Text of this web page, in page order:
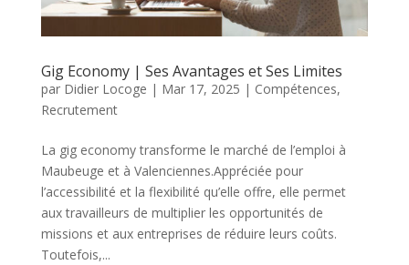
Gig Economy | Ses Avantages et Ses Limites
par Didier Locoge | Mar 17, 2025 | Compétences,
Recrutement
La gig economy transforme le marché de l’emploi à
Maubeuge et à Valenciennes.Appréciée pour
l’accessibilité et la flexibilité qu’elle offre, elle permet
aux travailleurs de multiplier les opportunités de
missions et aux entreprises de réduire leurs coûts.
Toutefois,...